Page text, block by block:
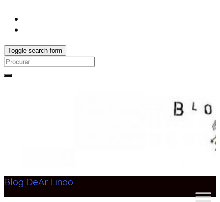
Toggle search form
Search
Blog DeAr Lindo